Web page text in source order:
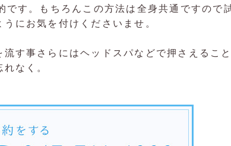
す。もちろんこの方法は全身共通ですので
にお気を付けくださいませ。
す事さらにはヘッドスパなどで押さえるこ
なく。